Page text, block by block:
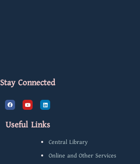
Stay Connected
F
a
c
b
o
Y
o
u
u
L
i
n
d
Useful Links
Central Library
Online and Other Services